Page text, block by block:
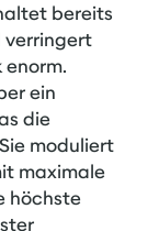
bereits
verringert
ein
die
moduliert
maximale
höchste